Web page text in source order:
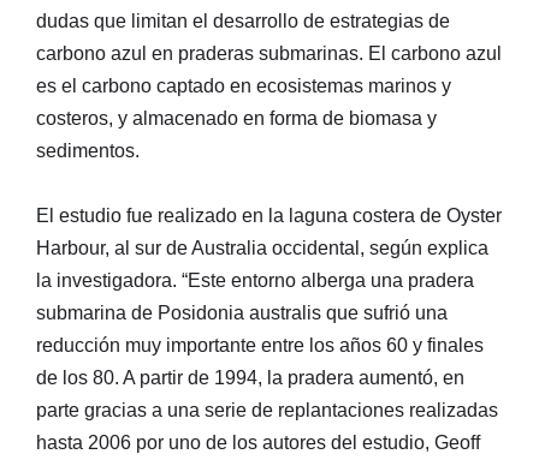
dudas que limitan el desarrollo de estrategias de
carbono azul en praderas submarinas. El carbono azul
es el carbono captado en ecosistemas marinos y
costeros, y almacenado en forma de biomasa y
sedimentos.
El estudio fue realizado en la laguna costera de Oyster
Harbour, al sur de Australia occidental, según explica
la investigadora. “Este entorno alberga una pradera
submarina de Posidonia australis que sufrió una
reducción muy importante entre los años 60 y finales
de los 80. A partir de 1994, la pradera aumentó, en
parte gracias a una serie de replantaciones realizadas
hasta 2006 por uno de los autores del estudio, Geoff